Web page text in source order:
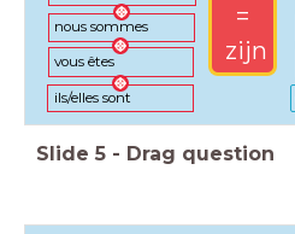
=
zijn
nous sommes
vous êtes
ils/elles sont
Slide 5 - Drag question